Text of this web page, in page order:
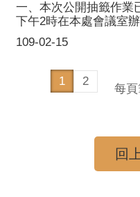
109-02-15
一、本次公開抽籤作業
下午2時在本處會議室
主持人，並邀請本府法
長新雛執行抽籤，本處
人，依規定比例(10%)
2%比例抽出1人(無條
比對審查。中籤名單如
會計室主任黃琴喨(含
股份有限公司會計室經
1 2
每
回